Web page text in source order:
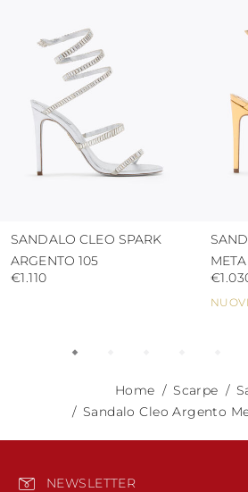
pioggia
usare i sacchetti di
contatti con superfici
SANDALO CLEO SPARK
ARGENTO 105
€1.110
Home Scarpe
Sandalo Cleo Argento
NEWSLETTER